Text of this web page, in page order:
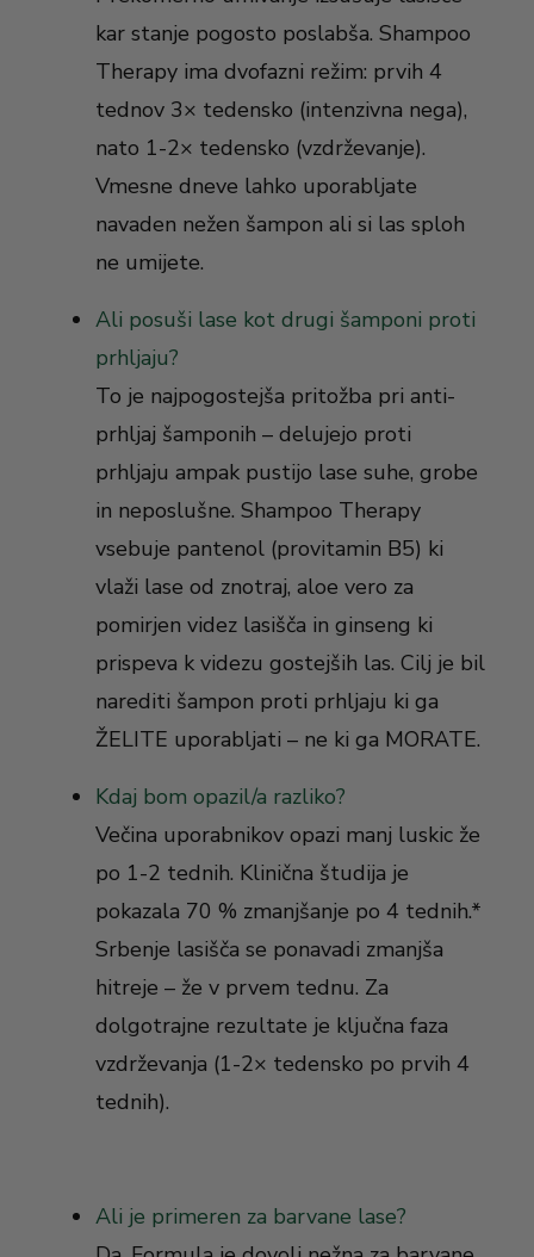
kar stanje pogosto poslabša. Shampoo
Therapy ima dvofazni režim: prvih 4
tednov 3× tedensko (intenzivna nega),
nato 1-2× tedensko (vzdrževanje).
Vmesne dneve lahko uporabljate
navaden nežen šampon ali si las sploh
ne umijete.
Ali posuši lase kot drugi šamponi proti
prhljaju?
To je najpogostejša pritožba pri anti-
prhljaj šamponih – delujejo proti
prhljaju ampak pustijo lase suhe, grobe
in neposlušne. Shampoo Therapy
vsebuje pantenol (provitamin B5) ki
vlaži lase od znotraj, aloe vero za
pomirjen videz lasišča in ginseng ki
prispeva k videzu gostejših las. Cilj je bil
narediti šampon proti prhljaju ki ga
ŽELITE uporabljati – ne ki ga MORATE.
Kdaj bom opazil/a razliko?
Večina uporabnikov opazi manj luskic že
po 1-2 tednih. Klinična študija je
pokazala 70 % zmanjšanje po 4 tednih.*
Srbenje lasišča se ponavadi zmanjša
hitreje – že v prvem tednu. Za
dolgotrajne rezultate je ključna faza
vzdrževanja (1-2× tedensko po prvih 4
tednih).
Ali je primeren za barvane lase?